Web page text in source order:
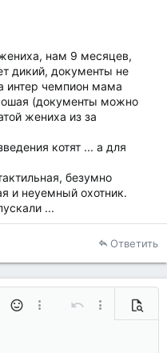
нам 9 месяцев,
дикий, документы не
интер чемпион мама
(документы можно
жениха из за
котят ... а для
безумно
и неуемный охотник.
...
Ответить
список
список
ссылкуизображение
СмайлыДополнительно...
Отменить
код
линию
редактора
черновик